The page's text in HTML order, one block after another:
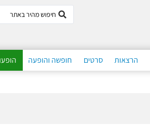
הרצאות סרטים חופשה והופעה